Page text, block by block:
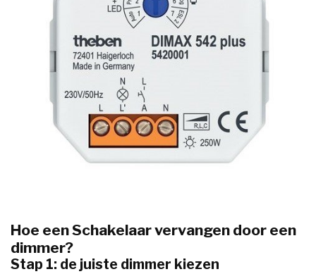
Hoe een Schakelaar vervangen door een
dimmer?
Stap 1: de juiste dimmer kiezen